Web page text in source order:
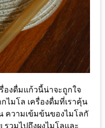
องดื่มแก้วนี้น่าจะถูกใจ
ไมโล เครื่องดื่มที่เราคุ้น
ความเข้มข้นของไมโลกั
วมไปถึงผงไมโลและ